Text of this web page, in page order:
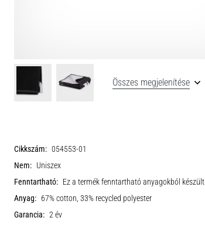
Összes megjelenítése
Cikkszám: 054553-01
Nem: Uniszex
Fenntartható: Ez a termék fenntartható anyagokból készült
Anyag: 67% cotton, 33% recycled polyester
Garancia: 2 év